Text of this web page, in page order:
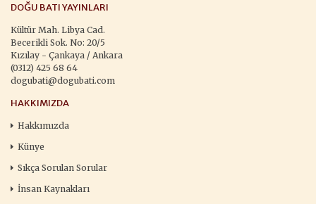
DOĞU BATI YAYINLARI
Kültür Mah. Libya Cad.
Becerikli Sok. No: 20/5
Kızılay - Çankaya / Ankara
(0312) 425 68 64
dogubati@dogubati.com
HAKKIMIZDA
Hakkımızda
Künye
Sıkça Sorulan Sorular
İnsan Kaynakları